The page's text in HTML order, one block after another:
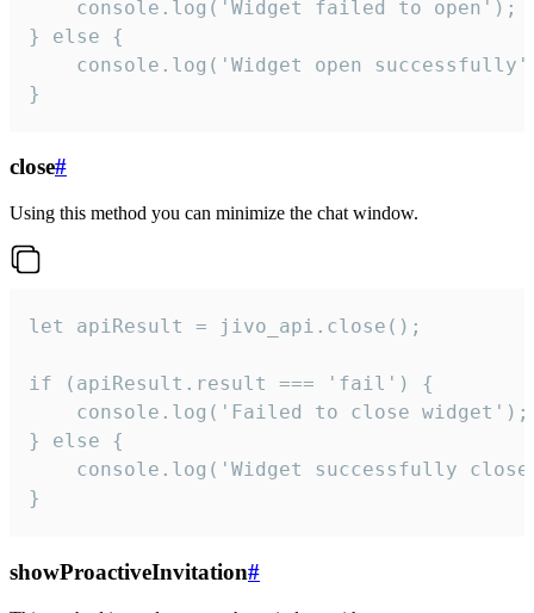
    console.log('Widget failed to open');
} else {
console.log('Widget open
}
close#
Using this method you can minimize the chat window.
let apiResult = jivo_api.close();
if (apiResult.result === 'fail') {
    console.log('Failed to close widget');
} else {
console.log('Widget successfully
}
showProactiveInvitation#